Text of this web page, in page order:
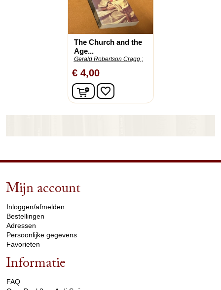
The Church and the
Age...
Gerald Robertson Cragg ;
€ 4,00
In winkelwagen
favorite_border
Mijn account
Inloggen/afmelden
Bestellingen
Adressen
Persoonlijke gegevens
Favorieten
Informatie
FAQ